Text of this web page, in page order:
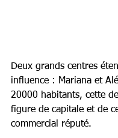
Deux grands centres
influence : Mariana et
20000 habitants, cette
figure de capitale et de
commercial réputé.